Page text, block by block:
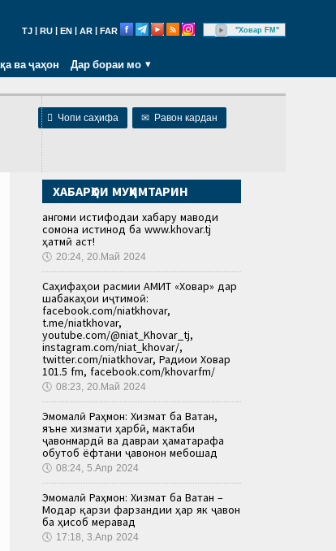
TJ RU EN AR FAR "Ховар FM"
ва ҷаҳон Дар бораи мо
 Чопи саҳифа ✉ Равон кардан
ХАБАРҲОИ МУҲИМТАРИН
Ҳангоми истифодаи хабару маводи
сомона истинод ба www.khovar.tj
ҳатмӣ аст!
🕔 20:24, 20.Май 2024
Саҳифаҳои расмии АМИТ «Ховар» дар
шабакаҳои иҷтимоӣ:
facebook.com/niatkhovar,
t.me/niatkhovar,
youtube.com/@niat_Khovar_tj,
instagram.com/niat_khovar/,
twitter.com/niatkhovar, Радиои Ховар
101.5 fm, facebook.com/khovarfm/
🕔 08:23, 20.Май 2024
Эмомалӣ Раҳмон: Хизмат ба Ватан,
яъне хизмати ҳарбӣ, мактаби
ҷавонмардӣ ва давраи ҳаматарафа
обутоб ёфтани ҷавонон мебошад
🕔 08:24, 5.Апр 2024
Эмомалӣ Раҳмон: Хизмат ба Ватан –
Модар қарзи фарзандии ҳар як ҷавон
ба ҳисоб меравад
🕔 17:18, 3.Апр 2024